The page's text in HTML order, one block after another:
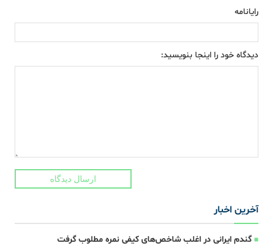
رایانامه
دیدگاه خود را اینجا بنویسید:
ارسال دیدگاه
آخرین اخبار
گندم ایرانی در اغلب شاخص‌های کیفی نمره مطلوب گرفت